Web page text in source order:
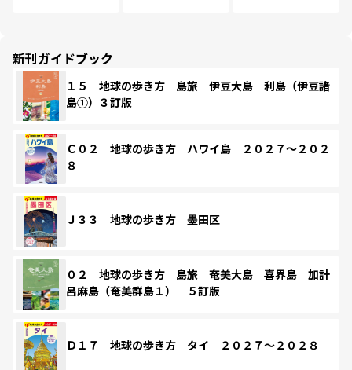
新刊ガイドブック
１５ 地球の歩き方 島旅 伊豆大島 利島（伊豆諸
島①）３訂版
Ｃ０２ 地球の歩き方 ハワイ島 ２０２７～２０２
８
Ｊ３３ 地球の歩き方 墨田区
０２ 地球の歩き方 島旅 奄美大島 喜界島 加計
呂麻島（奄美群島１） ５訂版
Ｄ１７ 地球の歩き方 タイ ２０２７～２０２８